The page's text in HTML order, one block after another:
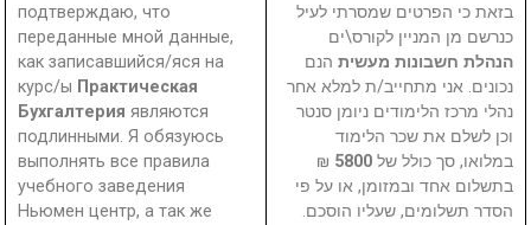
подтверждаю, что
переданные мной данные,
как записавшийся/яся на
курс/ы Практическая
Бухгалтерияявляются
подлинными. Я обязуюсь
выполнять все правила
учебного заведения
Ньюмен центр, а так же
בזאת כי הפרטים שמסרתי לעיל
כנרשם מן המניין לקורס\ים
הנהלת חשבונות מעשית הנם
נכונים. אני מתחייב/ת למלא אחר
נהלי מרכז הלימודים ניומן סנטר
וכן לשלם את שכר הלימוד
במלואו, סך כולל של 5800
₪
בתשלום אחד ובמזומן, או על פי
הסדר תשלומים, שעליו הוסכם.